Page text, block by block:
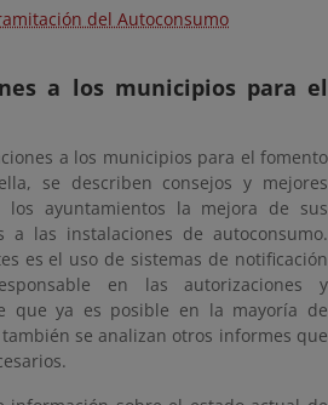
del Autoconsumo
a los municipios para el
a los municipios para el fomento
se describen consejos y mejores
ayuntamientos la mejora de sus
a las instalaciones de autoconsumo.
es el uso de sistemas de notificación
en las autorizaciones y
que ya es posible en la mayoría de
se analizan otros informes que